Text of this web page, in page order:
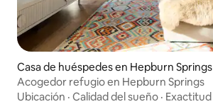
Casa de huéspedes en Hepburn Springs
Acogedor refugio en Hepburn Springs
Ubicación · Calidad del sueño · Exactitud